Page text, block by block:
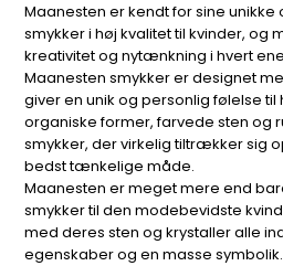
Maanesten er kendt for sine
smykker i høj kvalitet til kvinder, og
kreativitet og nytænkning i hvert
Maanesten smykker er designet
giver en unik og personlig følelse til
organiske former, farvede sten og
smykker, der virkelig tiltrækker sig
bedst tænkelige måde.
Maanesten er meget mere end
smykker til den modebevidste
med deres sten og krystaller alle
egenskaber og en masse